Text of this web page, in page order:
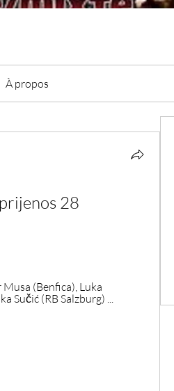
À propos
28
(Benfica), Luka
Sučić (RB Salzburg) ...